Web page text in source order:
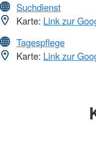
Suchdienst
Karte: Link zur
Tagespflege
Karte: Link zur